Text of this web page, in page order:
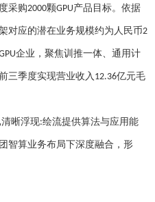
采购2000颗GPU产品目标。依据
对应的潜在业务规模约为人民币2
企业，聚焦训推一体、通用计
三季度实现营业收入 12.36亿元毛
晰浮现:绘流提供算法与应用能
智算业务布局下深度融合，形